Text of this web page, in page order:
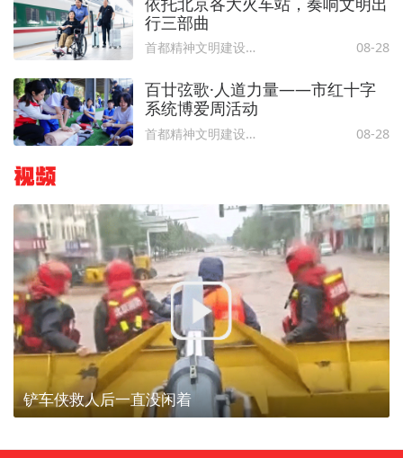
行三部曲
首都精神文明建设委员会办公室 08-28
百廿弦歌·人道力量——市红十字
系统博爱周活动
首都精神文明建设委员会办公室 08-28
视频
铲车侠救人后一直没闲着